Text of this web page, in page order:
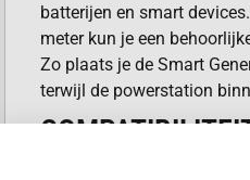
batterijen en smart
meter kun je een
Zo plaats je de Smart
terwijl de powerstation